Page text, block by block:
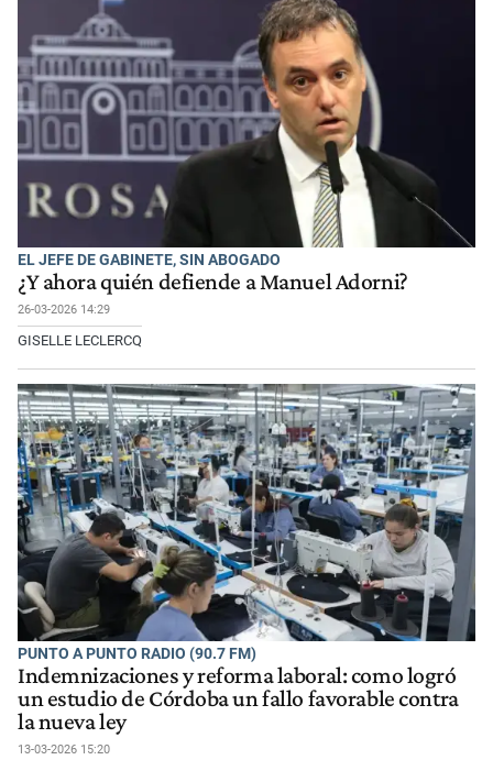
EL JEFE DE GABINETE, SIN ABOGADO
¿Y ahora quién defiende a Manuel Adorni?
26-03-2026 14:29
GISELLE LECLERCQ
PUNTO A PUNTO RADIO (90.7 FM)
Indemnizaciones y reforma laboral: como logró
un estudio de Córdoba un fallo favorable contra
la nueva ley
13-03-2026 15:20